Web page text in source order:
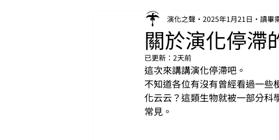
關於演化停滯
演化之聲 2025年1月21日 讀畢
已更新： 2天前
這次來講講演化停滯吧。
不知道各位有沒有曾經看過一些
化云云？這類生物就被一部分科
常見。